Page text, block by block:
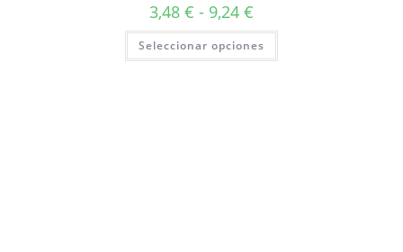
3,48 € - 9,24 €
Seleccionar opciones